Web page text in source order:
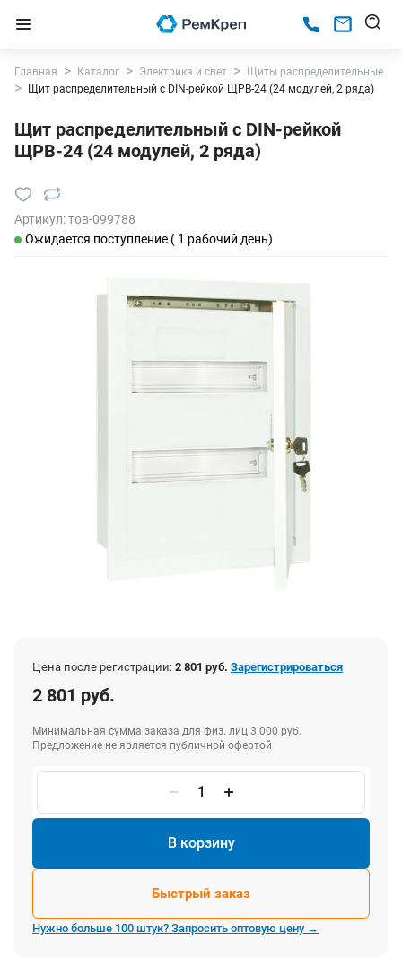
Главная Каталог Электрика и свет
Щиты распределительные
Щит распределительный с DIN-рейкой ЩРВ-24 (24 модулей, 2 ряда)
Щит распределительный с DIN-рейкой
ЩРВ-24 (24 модулей, 2 ряда)
Артикул:тов-099788
Ожидается поступление ( 1 рабочий день)
Цена после регистрации: 2 801 руб. Зарегистрироваться
2 801 руб.
Минимальная сумма заказа для физ. лиц 3 000 руб.
Предложение не является публичной офертой
В корзину
Быстрый заказ
Нужно больше 100 штук? Запросить оптовую цену →